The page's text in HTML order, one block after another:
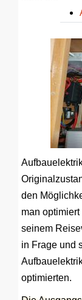
den
man
seinem
in Frage und
optimierten.